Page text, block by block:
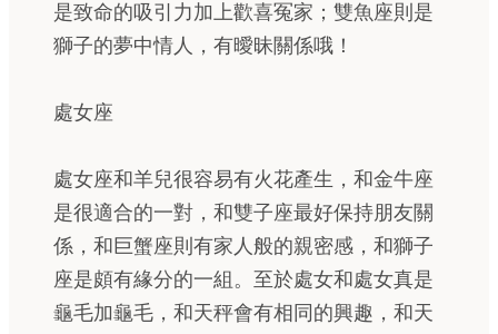
是致命的吸引力加上歡喜冤家；雙魚座則是
獅子的夢中情人，有曖昧關係哦！
處女座
處女座和羊兒很容易有火花產生，和金牛座
是很適合的一對，和雙子座最好保持朋友關
係，和巨蟹座則有家人般的親密感，和獅子
座是頗有緣分的一組。至於處女和處女真是
龜毛加龜毛，和天秤會有相同的興趣，和天